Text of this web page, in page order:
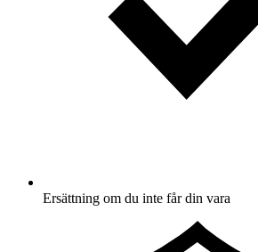
Ersättning om du inte får din vara